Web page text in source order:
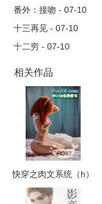
番外：接吻 - 07-10
十三再见 - 07-10
十二穷 - 07-10
相关作品
快穿之肉文系统（h）